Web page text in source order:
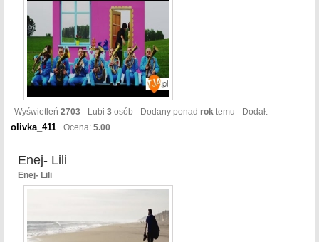
Wyświetleń 2703 Lubi 3 osób Dodany ponad rok temu Dodał:
olivka_411 Ocena: 5.00
Enej- Lili
Enej- Lili